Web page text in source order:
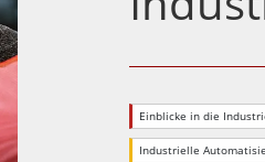
Panel-PCs für das
Edge-KI-Mobilität
Edge AI Panel-PCs
Einblicke in die
Industrielle